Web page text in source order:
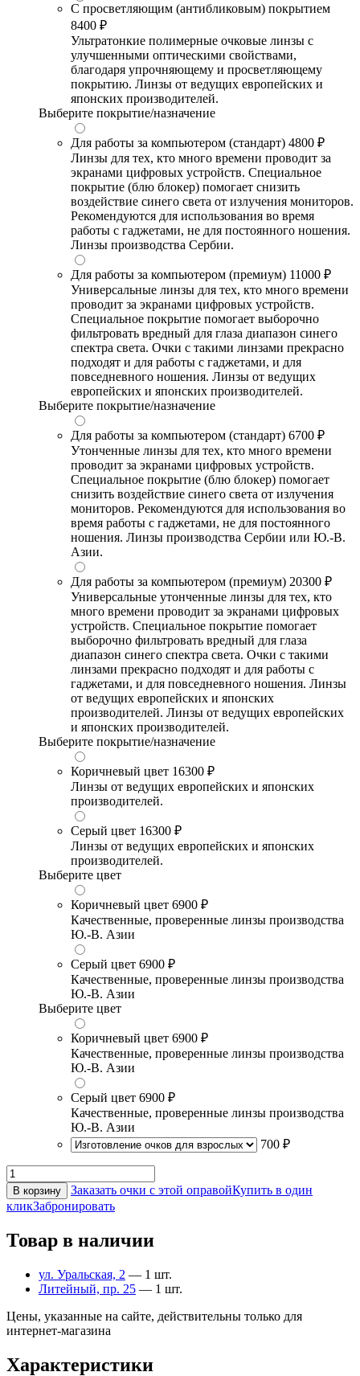
С просветляющим (антибликовым) покрытием
8400 ₽
Ультратонкие полимерные очковые линзы с
улучшенными оптическими свойствами,
благодаря упрочняющему и просветляющему
покрытию. Линзы от ведущих европейских и
японских производителей.
Выберите покрытие/назначение
Для работы за компьютером (стандарт) 4800 ₽
Линзы для тех, кто много времени проводит за
экранами цифровых устройств. Специальное
покрытие (блю блокер) помогает снизить
воздействие синего света от излучения мониторов.
Рекомендуются для использования во время
работы с гаджетами, не для постоянного ношения.
Линзы производства Сербии.
Для работы за компьютером (премиум) 11000 ₽
Универсальные линзы для тех, кто много времени
проводит за экранами цифровых устройств.
Специальное покрытие помогает выборочно
фильтровать вредный для глаза диапазон синего
спектра света. Очки с такими линзами прекрасно
подходят и для работы с гаджетами, и для
повседневного ношения. Линзы от ведущих
европейских и японских производителей.
Выберите покрытие/назначение
Для работы за компьютером (стандарт) 6700 ₽
Утонченные линзы для тех, кто много времени
проводит за экранами цифровых устройств.
Специальное покрытие (блю блокер) помогает
снизить воздействие синего света от излучения
мониторов. Рекомендуются для использования во
время работы с гаджетами, не для постоянного
ношения. Линзы производства Сербии или Ю.-В.
Азии.
Для работы за компьютером (премиум) 20300 ₽
Универсальные утонченные линзы для тех, кто
много времени проводит за экранами цифровых
устройств. Специальное покрытие помогает
выборочно фильтровать вредный для глаза
диапазон синего спектра света. Очки с такими
линзами прекрасно подходят и для работы с
гаджетами, и для повседневного ношения. Линзы
от ведущих европейских и японских
производителей. Линзы от ведущих европейских
и японских производителей.
Выберите покрытие/назначение
Коричневый цвет 16300 ₽
Линзы от ведущих европейских и японских
производителей.
Серый цвет 16300 ₽
Линзы от ведущих европейских и японских
производителей.
Выберите цвет
Коричневый цвет 6900 ₽
Качественные, проверенные линзы производства
Ю.-В. Азии
Серый цвет 6900 ₽
Качественные, проверенные линзы производства
Ю.-В. Азии
Выберите цвет
Коричневый цвет 6900 ₽
Качественные, проверенные линзы производства
Ю.-В. Азии
Серый цвет 6900 ₽
Качественные, проверенные линзы производства
Ю.-В. Азии
700 ₽
В корзину Заказать очки с этой оправойКупить в один
кликЗабронировать
Товар в наличии
ул. Уральская, 2 — 1 шт.
Литейный, пр. 25 — 1 шт.
Цены, указанные на сайте, действительны только для
интернет-магазина
Характеристики